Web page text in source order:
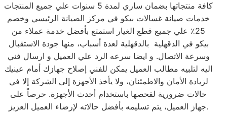
كافة منتجاتها بضمان ساري لمدة 5 سنوات علي جميع المنتجات
خدمات صيانة غسالات بيكو في مركز الصيانة الرئيسي وخصم
25٪ علي جميع قطع الغيار استمتع بأفضل خدمة عملاء من
بيكو في الدقهلية بالدقهلية لعدة أسباب، منها جودة الاستقبال
وسرعة الاتصال. و ايضا سرعه الرد علي العميل و ارسال فني
اليه لتلبيه مطالب العميل يمكن للفني إصلاح جهازك أمام عينيك
لزيادة الأمان والاطمئنان، ولا يأخذ الأجهزة إلى الشركة إلا في
حالات ضرورية لفحصها باستخدام أحدث الأجهزة. حرصاً على
جهاز العميل، يتم تسليمه بأفضل حالاته لإرضاء العميل العزيز.